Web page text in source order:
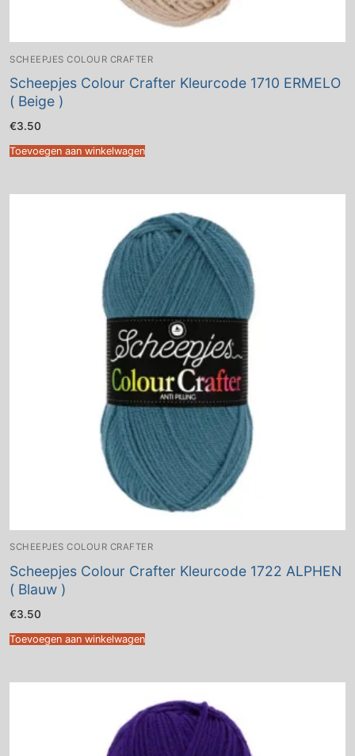
SCHEEPJES COLOUR CRAFTER
Scheepjes Colour Crafter Kleurcode 1710 ERMELO
( Beige )
€3.50
Toevoegen aan winkelwagen
SCHEEPJES COLOUR CRAFTER
Scheepjes Colour Crafter Kleurcode 1722 ALPHEN
( Blauw )
€3.50
Toevoegen aan winkelwagen